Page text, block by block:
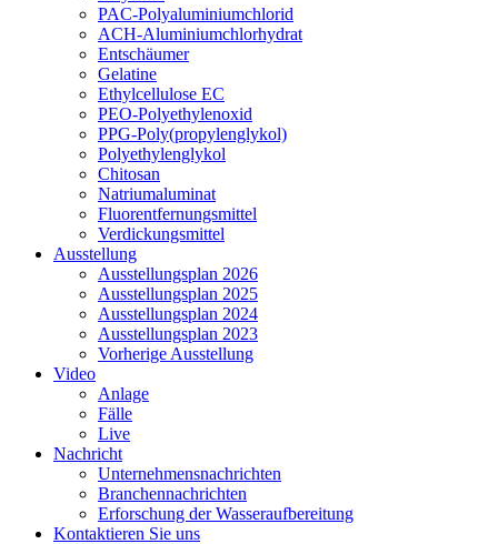
PAC-Polyaluminiumchlorid
ACH-Aluminiumchlorhydrat
Entschäumer
Gelatine
Ethylcellulose EC
PEO-Polyethylenoxid
PPG-Poly(propylenglykol)
Polyethylenglykol
Chitosan
Natriumaluminat
Fluorentfernungsmittel
Verdickungsmittel
Ausstellung
Ausstellungsplan 2026
Ausstellungsplan 2025
Ausstellungsplan 2024
Ausstellungsplan 2023
Vorherige Ausstellung
Video
Anlage
Fälle
Live
Nachricht
Unternehmensnachrichten
Branchennachrichten
Erforschung der Wasseraufbereitung
Kontaktieren Sie uns